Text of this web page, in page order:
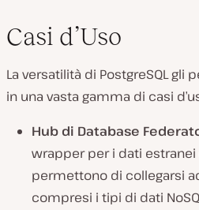
Casi d’Uso
La versatilità di PostgreSQL
in una vasta gamma di casi
Hub di Database
wrapper per i dati estranei
permettono di collegarsi
compresi i tipi di dati